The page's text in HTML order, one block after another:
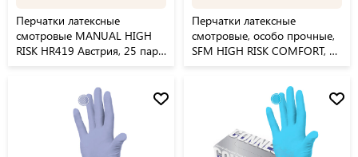
Перчатки латексные
смотровые MANUAL HIGH
RISK HR419 Австрия, 25 пар
Перчатки латексные
смотровые, особо прочные,
SFM HIGH RISK COMFORT, 25